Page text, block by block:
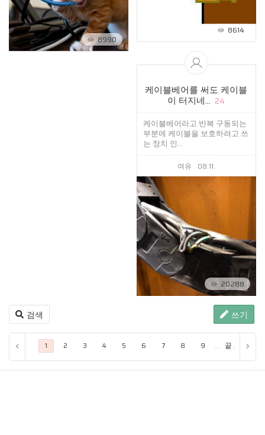
8614
8990
케이블베어를 써도 케이블
이 터지네... 24
케이블베어라고 반복 구동되는
부분에 케이블을 보호하려고 쓰
는 장치 인...
여유 08.11.
20288
검색 쓰기
1 2 3 4 5 6 7 8 9 ... 끝 페이지